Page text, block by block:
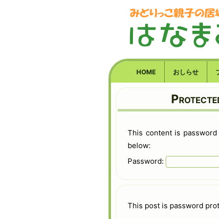
HOME おしらせ
This content is
below:
Password:
This post is password